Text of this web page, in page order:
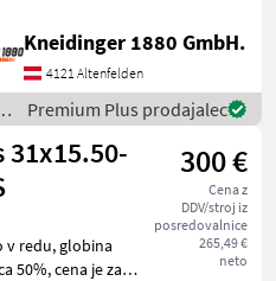
70-20 Kolesa,
in pnevmatike
Kneidinger 1880 GmbH.
4121 Altenfelden
Premium Plus prodajalec
31x15.50-
300 €
Cena z
DDV/stroj iz
posredovalnice
265,49 €
neto
globina
cena je za